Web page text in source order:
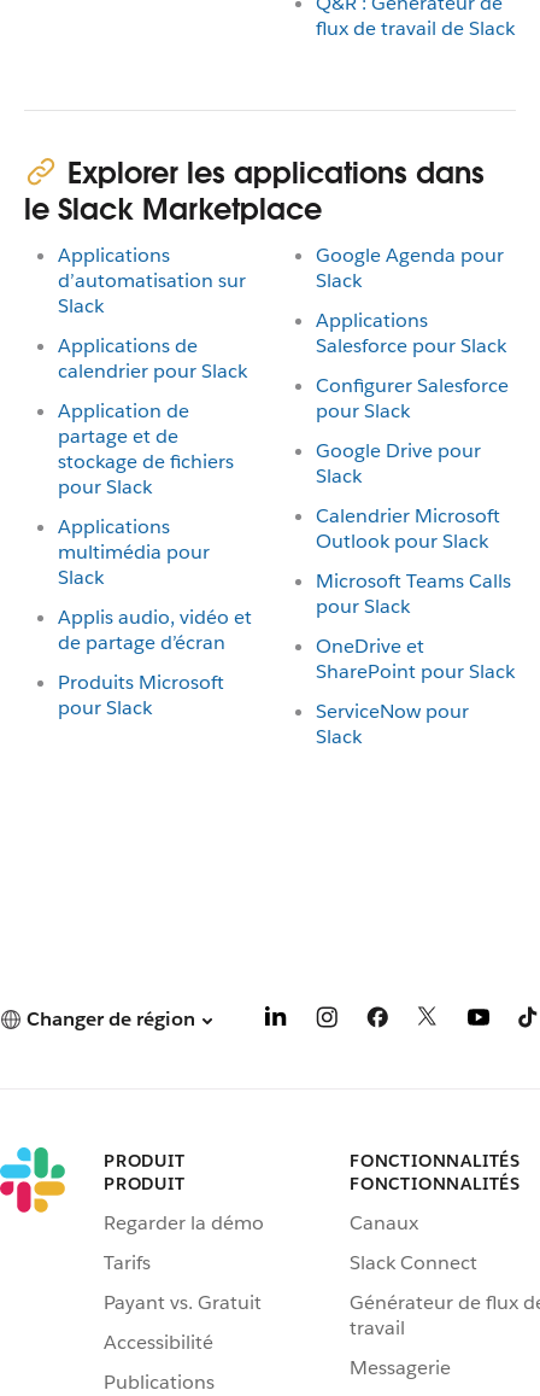
flux de travail de Slack
Explorer les applications dans
le Slack Marketplace
Applications
d’automatisation sur
Slack
Applications de
calendrier pour Slack
Application de
partage et de
stockage de fichiers
pour Slack
Applications
multimédia pour
Slack
Applis audio, vidéo et
de partage d’écran
Produits Microsoft
pour Slack
Google Agenda pour
Slack
Applications
Salesforce pour Slack
Configurer Salesforce
pour Slack
Google Drive pour
Slack
Calendrier Microsoft
Outlook pour Slack
Microsoft Teams Calls
pour Slack
OneDrive et
SharePoint pour Slack
ServiceNow pour
Slack
Changer de région
PRODUIT
PRODUIT
Regarder la démo
Tarifs
Payant vs. Gratuit
Accessibilité
Publications
FONCTIONNALITÉS
FONCTIONNALITÉS
Canaux
Slack Connect
Générateur de flux
travail
Messagerie